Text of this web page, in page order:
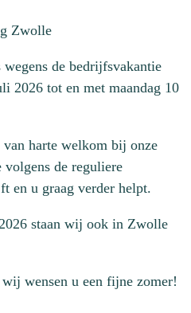
Zwolle
de bedrijfsvakantie
2026 tot en met maandag 10
harte welkom bij onze
de reguliere
en u graag verder helpt.
staan wij ook in Zwolle
wensen u een fijne zomer!